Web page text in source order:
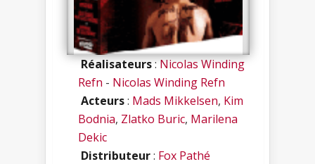
Réalisateurs:Nicolas Winding
Refn - Nicolas Winding Refn
Acteurs: Mads Mikkelsen, Kim
Bodnia, Zlatko Buric, Marilena
Dekic
Distributeur: Fox Pathé